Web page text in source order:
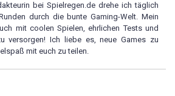
bei Spielregen.de drehe ich täglich
durch die bunte Gaming-Welt. Mein
mit coolen Spielen, ehrlichen Tests und
versorgen! Ich liebe es, neue Games zu
mit euch zu teilen.